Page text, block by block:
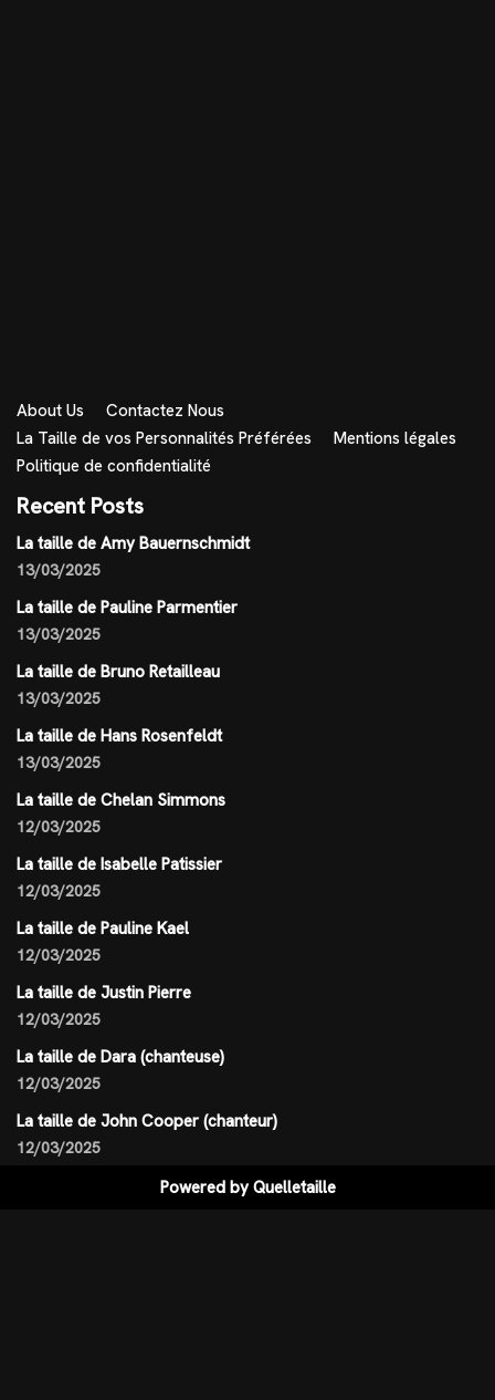
About Us
Contactez Nous
La Taille de vos Personnalités Préférées
Mentions légales
Politique de confidentialité
Recent Posts
La taille de Amy Bauernschmidt
13/03/2025
La taille de Pauline Parmentier
13/03/2025
La taille de Bruno Retailleau
13/03/2025
La taille de Hans Rosenfeldt
13/03/2025
La taille de Chelan Simmons
12/03/2025
La taille de Isabelle Patissier
12/03/2025
La taille de Pauline Kael
12/03/2025
La taille de Justin Pierre
12/03/2025
La taille de Dara (chanteuse)
12/03/2025
La taille de John Cooper (chanteur)
12/03/2025
Powered byQuelletaille